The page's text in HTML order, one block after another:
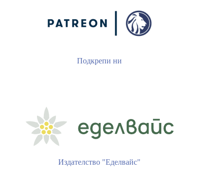
Подкрепи ни
Издателство "Еделвайс"